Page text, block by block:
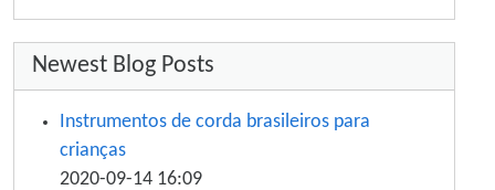
Newest Blog Posts
Instrumentos de corda brasileiros para
crianças
2020-09-14 16:09